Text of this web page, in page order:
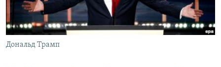
ПОБЕДИТЕЛЕЙ НЕ СУДЯТ?
КРЫМ.НЕПОКОРЕННЫЙ
ELIFBE
ПРИСОЕДИНЯЙТЕСЬ!
Дональд Трамп